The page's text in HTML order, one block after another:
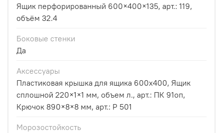
Ящик перфорированный 600×400×135, арт.: 119,
объём 32.4
Боковые стенки
Да
Аксессуары
Пластиковая крышка для ящика 600х400, Ящик
сплошной 220×1×1 мм, объем л., арт.: ПК 91оп,
Крючок 890×8×8 мм, арт.: Р 501
Морозостойкость